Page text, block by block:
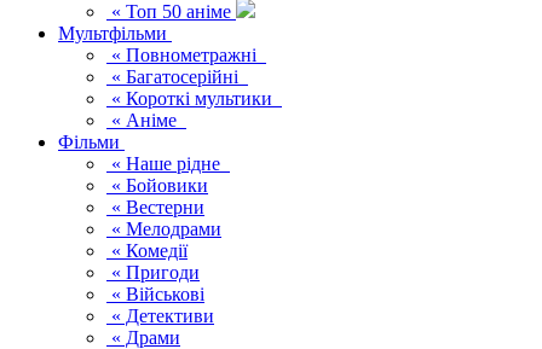
« Топ 50 аніме
Мультфільми
« Повнометражні
« Багатосерійні
« Короткі мультики
« Аніме
Фільми
« Наше рідне
« Бойовики
« Вестерни
« Мелодрами
« Комедії
« Пригоди
« Військові
« Детективи
« Драми